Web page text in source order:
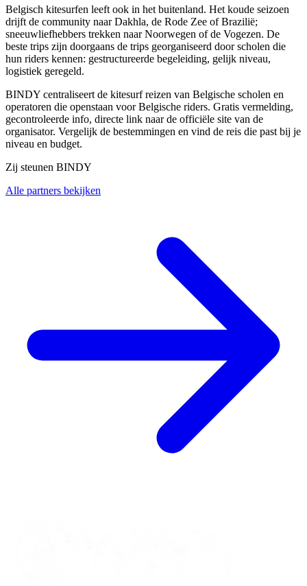
Belgisch kitesurfen leeft ook in het buitenland. Het koude seizoen
drijft de community naar Dakhla, de Rode Zee of Brazilië;
sneeuwliefhebbers trekken naar Noorwegen of de Vogezen. De
beste trips zijn doorgaans de trips georganiseerd door scholen die
hun riders kennen: gestructureerde begeleiding, gelijk niveau,
logistiek geregeld.
BINDY centraliseert de kitesurf reizen van Belgische scholen en
operatoren die openstaan voor Belgische riders. Gratis vermelding,
gecontroleerde info, directe link naar de officiële site van de
organisator. Vergelijk de bestemmingen en vind de reis die past bij je
niveau en budget.
Zij steunen BINDY
Alle partners bekijken